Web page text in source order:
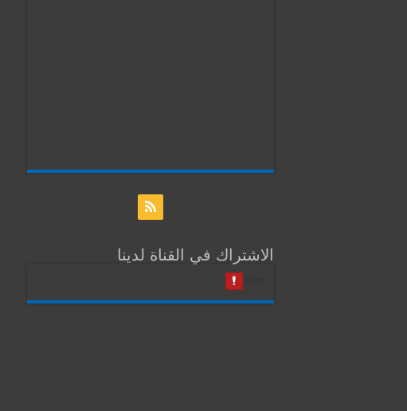
الاشتراك في القناة لدينا